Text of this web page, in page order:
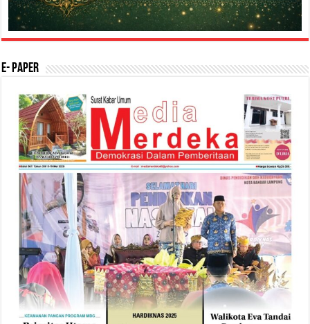
E- Paper